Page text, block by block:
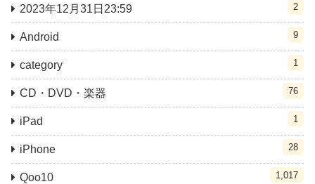
2023年12月31日23:59 2
Android 9
category 1
CD・DVD・楽器 76
iPad 1
iPhone 28
Qoo10 1,017